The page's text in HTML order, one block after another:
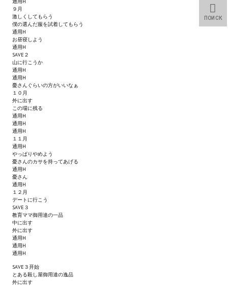
Kingdoms of Amalur: Reckoning
Mass Effect Andromeda
Neverwinter Nights 1
Sacred Ice & Blood
Sims 3
Sims 4
Star Wars Jedi Knight: Dark Force II
Star Wars Knights of the Old Republic 1
Star Wars Knights of the Old Republic 2
Titan Quest Immortal Throne
Ведьмак 1
Ведьмак 2
Ведьмак 3
９月
激しくしてもらう
僕の選んだ服を試着してもらう
通用H
お昼寝しよう
通用H
SAVE２
山に行こうか
通用H
通用H
憂さんぐらいの方がいいなぁ
１０月
外に出す
この場に残る
通用H
通用H
通用H
１１月
通用H
やっぱりやめよう
憂さんのカサを持ってあげる
通用H
憂さん
通用H
１２月
デートに行こう
SAVE３
教育ママ御用達の一品
中に出す
外に出す
通用H
通用H
通用H
SAVE３开始
とある殺し屋御用達の逸品
外に出す
ПОИСК